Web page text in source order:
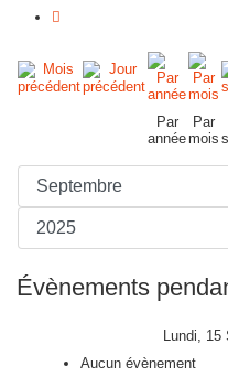
Par
année
Par
mois
Évènements
Lundi, 15
Aucun évènement